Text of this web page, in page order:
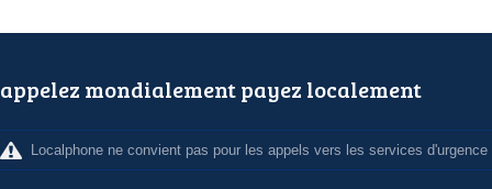
appelez mondialement payez localement
Localphone ne convient pas pour les appels vers les services d'urgence